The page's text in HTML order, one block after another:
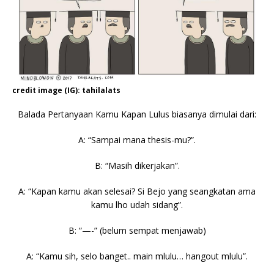
credit image (IG): tahilalats
Balada Pertanyaan Kamu Kapan Lulus biasanya dimulai dari:
A: “Sampai mana thesis-mu?”.
B: “Masih dikerjakan”.
A: “Kapan kamu akan selesai? Si Bejo yang seangkatan ama
kamu lho udah sidang”.
B: “—-” (belum sempat menjawab)
A: “Kamu sih, selo banget.. main mlulu… hangout mlulu”.